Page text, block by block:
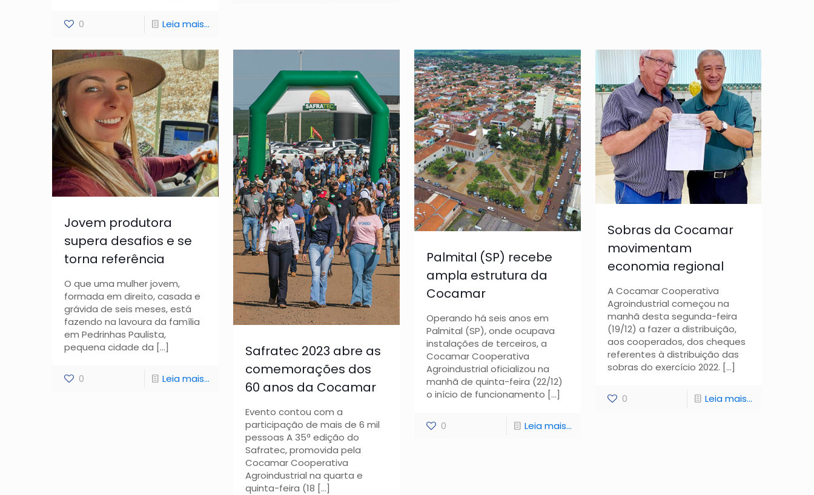
0 Leia mais...
Jovem produtora
supera desafios e se
torna referência
O que uma mulher jovem,
formada em direito, casada e
grávida de seis meses, está
fazendo na lavoura da família
em Pedrinhas Paulista,
pequena cidade da […]
0 Leia mais...
Safratec 2023 abre as
comemorações dos
60 anos da Cocamar
Evento contou com a
participação de mais de 6 mil
pessoas A 35ª edição do
Safratec, promovida pela
Cocamar Cooperativa
Agroindustrial na quarta e
quinta-feira (18 […]
Palmital (SP) recebe
ampla estrutura da
Cocamar
Operando há seis anos em
Palmital (SP), onde ocupava
instalações de terceiros, a
Cocamar Cooperativa
Agroindustrial oficializou na
manhã de quinta-feira (22/12)
o início de funcionamento […]
0 Leia mais...
Sobras da Cocamar
movimentam
economia regional
A Cocamar Cooperativa
Agroindustrial começou na
manhã desta segunda-feira
(19/12) a fazer a distribuição,
aos cooperados, dos cheques
referentes à distribuição das
sobras do exercício 2022. […]
0 Leia mais...